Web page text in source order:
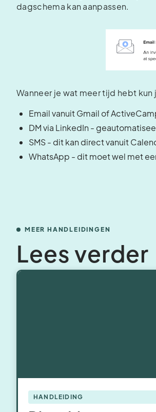
dagschema kan aanpassen.
Wanneer je wat meer tijd hebt
Email vanuit Gmail of
DM via LinkedIn -
SMS - dit kan direct vanuit
WhatsApp - dit moet wel met
MEER HANDLEIDINGEN
Lees verder
HANDLEIDING